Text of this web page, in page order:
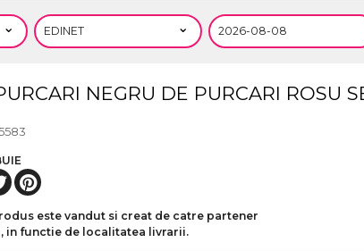
NEGRU DE PURCARI ROSU
este vandut si creat de catre partener
in functie de localitatea livrarii.